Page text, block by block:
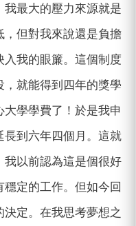
最大的壓力來源就是
但對我來說還是負擔
我的眼簾。這個制度
就能得到四年的獎學
學學費了！於是我申
到六年四個月。這就
我以前認為這是個很好
定的工作。但如今回
定。在我思考夢想之